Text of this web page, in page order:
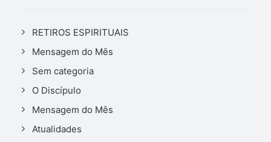
RETIROS ESPIRITUAIS
Mensagem do Mês
Sem categoria
O Discípulo
Mensagem do Mês
Atualidades